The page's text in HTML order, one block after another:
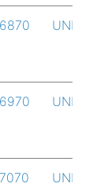
UND
UND
UND